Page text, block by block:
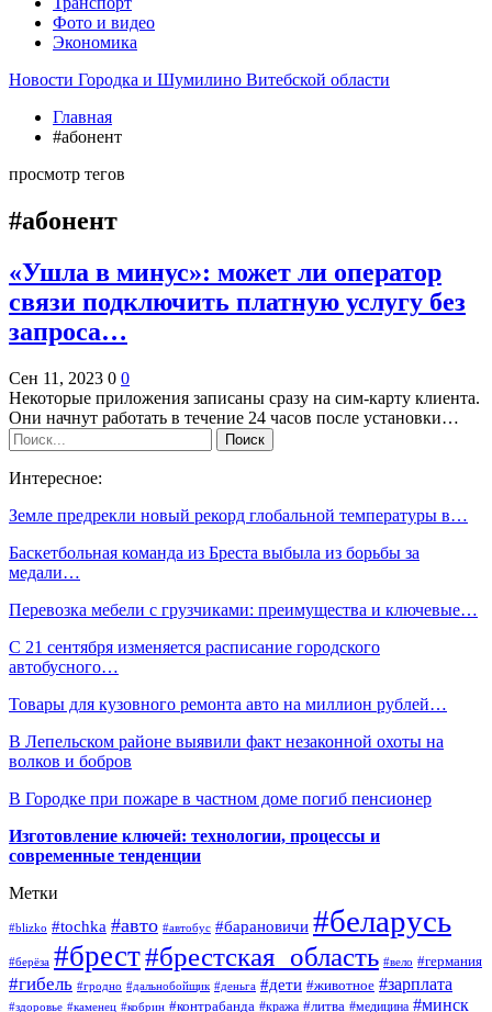
Фото и видео
Экономика
Новости Городка и Шумилино Витебской области
Главная
#абонент
просмотр тегов
#абонент
«Ушла в минус»: может ли оператор
связи подключить платную услугу без
запроса…
Сен 11, 2023 0 0
Некоторые приложения записаны сразу на сим-карту клиента.
Они начнут работать в течение 24 часов после установки…
Интересное:
Земле предрекли новый рекорд глобальной температуры в…
Баскетбольная команда из Бреста выбыла из борьбы за
медали…
Перевозка мебели с грузчиками: преимущества и ключевые…
C 21 сентября изменяется расписание городского
автобусного…
Товары для кузовного ремонта авто на миллион рублей…
В Лепельском районе выявили факт незаконной охоты на
волков и бобров
В Городке при пожаре в частном доме погиб пенсионер
Изготовление ключей: технологии, процессы и
современные тенденции
Метки
#blizko #tochka #авто #автобус #барановичи #беларусь
#берёза #брест#брестская_область #вело #германия
#гибель #гродно #дальнобойщик #деньга #дети #животное #зарплата
#здоровье #каменец #кобрин #контрабанда #кража #литва #медицина #минск